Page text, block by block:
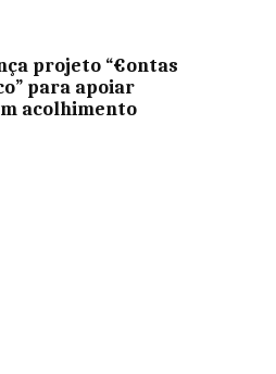
projeto “€ontas
para apoiar
acolhimento